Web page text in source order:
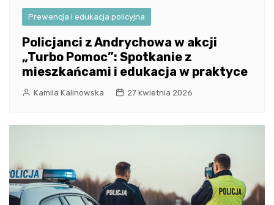
Prewencja i edukacja policyjna
Policjanci z Andrychowa w akcji
„Turbo Pomoc”: Spotkanie z
mieszkańcami i edukacja w praktyce
Kamila Kalinowska 27 kwietnia 2026